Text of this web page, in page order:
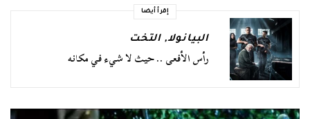
إقرأ أيضا
البيانولا,التخت
رأس الأفعى .. حيث لا شيء في مكانه